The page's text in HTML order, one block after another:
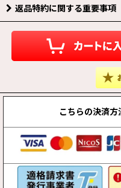
返品特約に関する重要事項
こちらの決済方